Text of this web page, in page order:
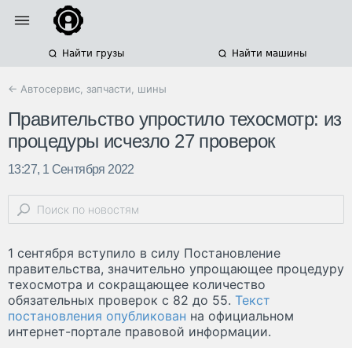
Найти грузы Найти машины
← Автосервис, запчасти, шины
Правительство упростило техосмотр: из
процедуры исчезло 27 проверок
13:27, 1 Сентября 2022
1 сентября вступило в силу Постановление
правительства, значительно упрощающее процедуру
техосмотра и сокращающее количество
обязательных проверок с 82 до 55. Текст
постановления опубликован на официальном
интернет-портале правовой информации.